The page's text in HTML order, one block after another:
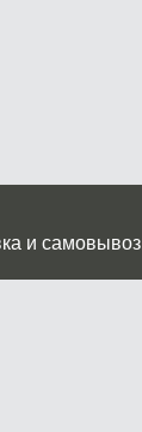
и самовывоз